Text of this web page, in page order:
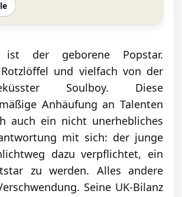
der geborene Popstar.
und vielfach von der
Soulboy. Diese
Anhäufung an Talenten
auch ein nicht unerhebliches
mit sich: der junge
dazu verpflichtet, ein
zu werden. Alles andere
Seine UK-Bilanz